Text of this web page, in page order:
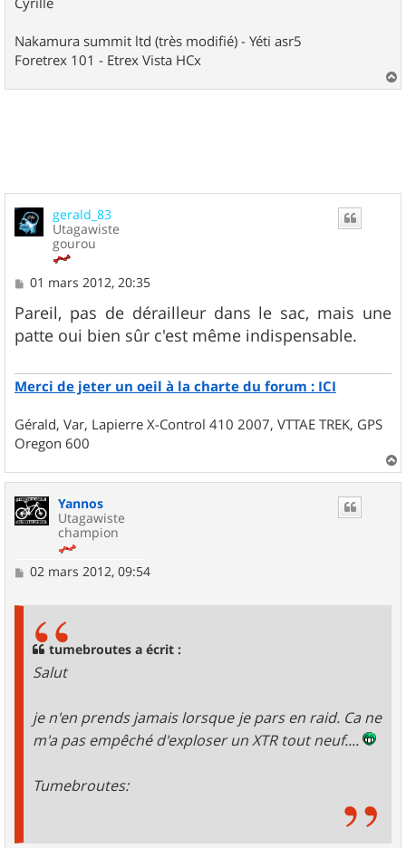
Nakamura summit ltd (très modifié) - Yéti asr5
Foretrex 101 - Etrex Vista HCx
a
gerald_83
Utagawiste
gourou
M
s
s
a
01 mars 2012, 20:35
Pareil, pas de dérailleur dans le sac, mais une
patte oui bien sûr c'est même indispensable.
Merci de jeter un oeil à la charte du forum : ICI
Gérald, Var, Lapierre X-Control 410 2007, VTTAE TREK, GPS
Oregon 600
a
Yannos
Utagawiste
champion
M
02 mars 2012, 09:54
tumebroutes a écrit :
Salut
je n'en prends jamais lorsque je pars en raid. Ca ne
m'a pas empêché d'exploser un XTR tout neuf....
Tumebroutes: